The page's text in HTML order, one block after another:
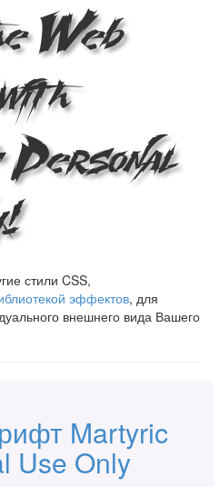
Web
стили CSS,
эффектов, для
внешнего вида Вашего
Martyric
Use Only